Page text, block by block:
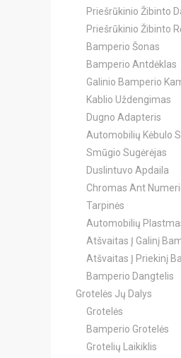
Priešrūkinio Žibinto
Priešrūkinio Žibinto
Bamperio Šonas
Bamperio Antdėklas
Galinio Bamperio
Kablio Uždengimas
Dugno Adapteris
Automobilių Kėbulo
Smūgio Sugėrėjas
Duslintuvo Apdaila
Chromas Ant
Tarpinės
Automobilių
Atšvaitas Į Galinį
Atšvaitas Į Priekinį
Bamperio Dangtelis
Grotelės Jų Dalys
Grotelės
Bamperio Grotelės
Grotelių Laikiklis